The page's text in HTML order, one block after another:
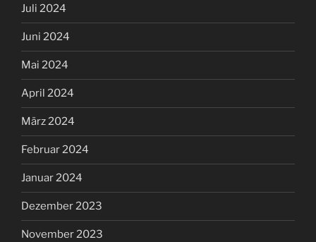
Juli 2024
Juni 2024
Mai 2024
April 2024
März 2024
Februar 2024
Januar 2024
Dezember 2023
November 2023